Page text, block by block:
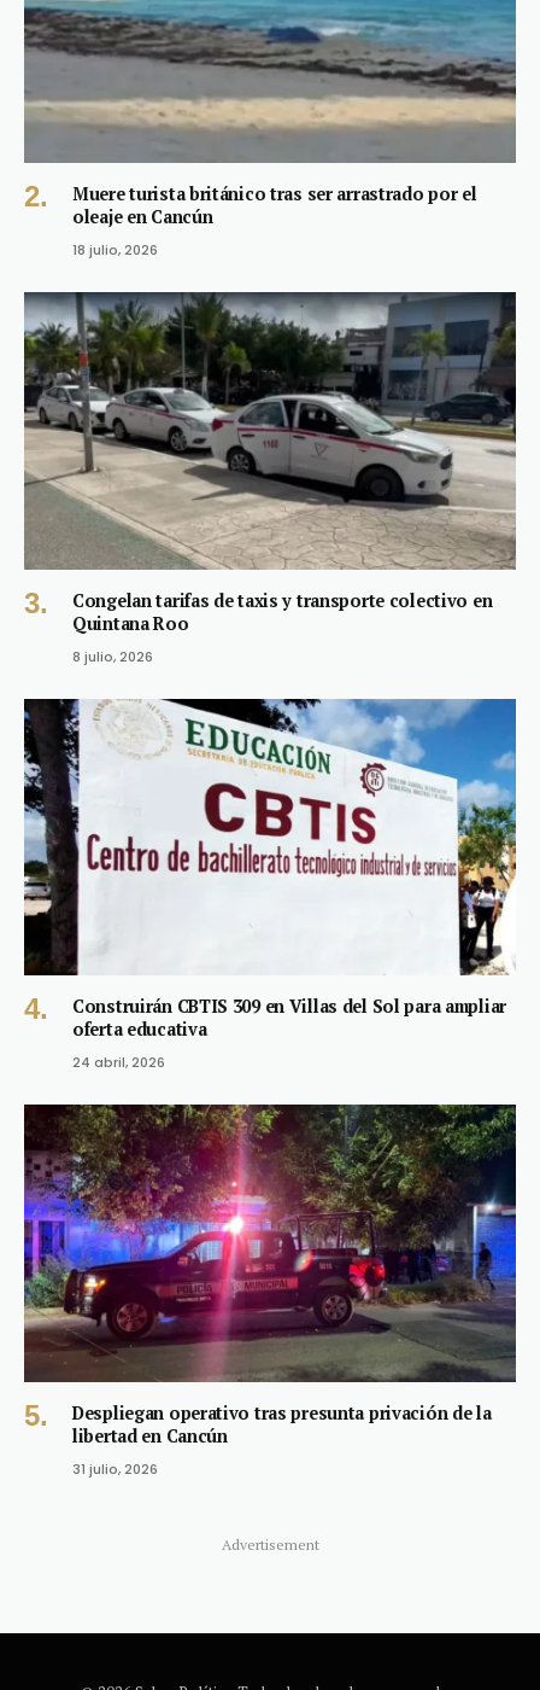
Muere turista británico tras ser arrastrado por el
oleaje en Cancún
18 julio, 2026
Congelan tarifas de taxis y transporte colectivo en
Quintana Roo
8 julio, 2026
Construirán CBTIS 309 en Villas del Sol para ampliar
oferta educativa
24 abril, 2026
Despliegan operativo tras presunta privación de la
libertad en Cancún
31 julio, 2026
Advertisement